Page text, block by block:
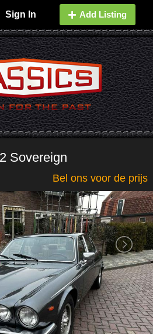
Sign In Add Listing
Sovereign
Bel ons voor de prijs